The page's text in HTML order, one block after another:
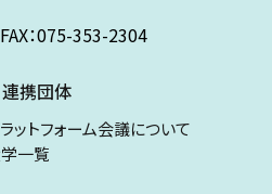
：075-353-2304
連携団体
ットフォーム会議について
一覧